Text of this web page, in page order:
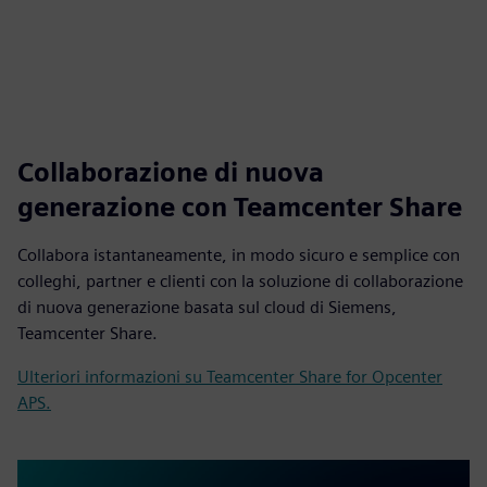
Collaborazione di nuova
generazione con Teamcenter Share
Collabora istantaneamente, in modo sicuro e semplice con
colleghi, partner e clienti con la soluzione di collaborazione
di nuova generazione basata sul cloud di Siemens,
Teamcenter Share.
Ulteriori informazioni su Teamcenter Share for Opcenter
APS.